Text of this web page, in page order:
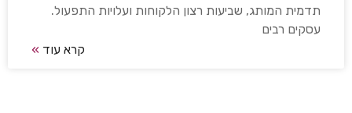
תדמית המותג, שביעות רצון הלקוחות ועלויות התפעול.
עסקים רבים
קרא עוד »